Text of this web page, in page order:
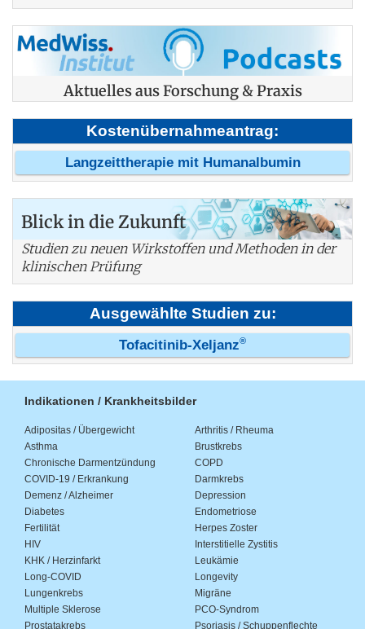
Aktuelles aus Forschung & Praxis
Kostenübernahmeantrag:
Langzeittherapie mit Humanalbumin
Blick in die Zukunft
Studien zu neuen Wirkstoffen und Methoden in der
klinischen Prüfung
Ausgewählte Studien zu:
Tofacitinib-Xeljanz®
Indikationen / Krankheitsbilder
Adipositas / Übergewicht
Arthritis / Rheuma
Asthma
Brustkrebs
Chronische Darmentzündung
COPD
COVID-19 / Erkrankung
Darmkrebs
Demenz / Alzheimer
Depression
Diabetes
Endometriose
Fertilität
Herpes Zoster
HIV
Interstitielle Zystitis
KHK / Herzinfarkt
Leukämie
Long-COVID
Longevity
Lungenkrebs
Migräne
Multiple Sklerose
PCO-Syndrom
Prostatakrebs
Psoriasis / Schuppenflechte